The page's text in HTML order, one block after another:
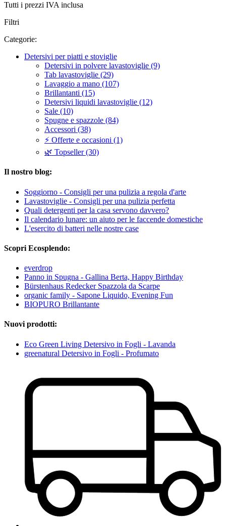
Tutti i prezzi IVA inclusa
Filtri
Categorie:
Detersivi per piatti e stoviglie
Detersivi in polvere lavastoviglie (9)
Tab lavastoviglie (29)
Lavaggio a mano (107)
Brillantanti (15)
Detersivi liquidi lavastoviglie (12)
Sale (10)
Spugne e spazzole (84)
Accessori (38)
⚡ Offerte e occasioni (1)
🌿 Topseller (30)
Il nostro blog:
Soggiorno - Consigli per una pulizia a regola d'arte
Lavastoviglie - Consigli per una pulizia perfetta
Quali detergenti per la casa servono davvero?
Il calendario lunare: un aiuto per le faccende domestiche
L'esercito di batteri nelle nostre case
Scopri Ecosplendo:
everdrop
Panno in Spugna - Gallina Berta, Happy Birthday
Bürstenhaus Redecker Spazzola da Scarpe
organic family - Sapone Liquido, Evening Fun
BIOPURO Brillantante
Nuovi prodotti:
Eco Green Living Detersivo in Fogli - Lavanda
greenatural Detersivo in Fogli - Profumato